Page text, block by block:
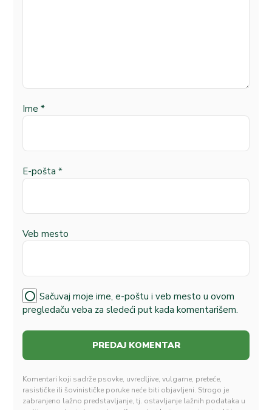
Ime *
E-pošta *
Veb mesto
Sačuvaj moje ime, e-poštu i veb mesto u ovom
pregledaču veba za sledeći put kada komentarišem.
Komentari koji sadrže psovke, uvredljive, vulgarne, preteće,
rasističke ili šovinističke poruke neće biti objavljeni. Strogo je
zabranjeno lažno predstavljanje, tj. ostavljanje lažnih podataka u